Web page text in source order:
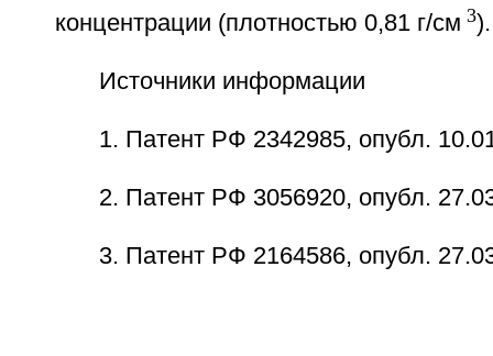
концентрации (плотностью 0,81 г/см 3).
Источники информации
1. Патент РФ 2342985, опубл.
2. Патент РФ 3056920, опубл.
3. Патент РФ 2164586, опубл.